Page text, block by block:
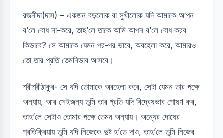
রজনীদা(দাস) – একজন বড়লোক বা সুখীলোক যদি আমাকে আপন
ব’লে বোধ না-করে, তাহ’লে তাকে আমি আপন ব’লে বোধ করব
কিভাবে? সে আমাকে যেমন পর-পর ভাবে, অবহেলা করে, আমারও
তো তার প্রতি তেমনিভাব আসবে।
শ্রীশ্রীঠাকুর- সে যদি তোমাকে অবহেলা করে, সেটা যেমন তার পক্ষে
অন্যায়, আর সেইজন্য তুমি তার প্রতি যদি বিদ্বেষভাব পোষণ কর,
তাহ’লে সেটাও তোমার পক্ষে তেমন অন্যায়। অন্যের দোষের
প্রতিক্রিয়ায় তুমি যদি নিজেকে দুষ্ট হ’তে দাও, তাহ’লে তুমি নিজের